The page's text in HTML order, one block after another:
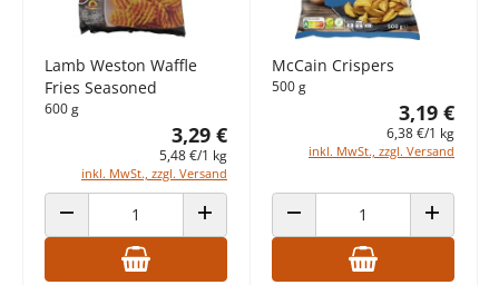
Lamb Weston Waffle
Fries Seasoned
600 g
3,29 €
5,48 €/1 kg
inkl. MwSt., zzgl. Versand
ANZAHL VERRINGERN ANZAHL ERHÖHEN
McCain Crispers
500 g
3,19 €
6,38 €/1 kg
inkl. MwSt., zzgl. Versand
ANZAHL VERRINGERN ANZAHL